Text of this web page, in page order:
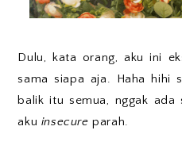
Dulu, kata orang, aku ini
sama siapa aja. Haha hihi
balik itu semua, nggak
aku insecure parah.